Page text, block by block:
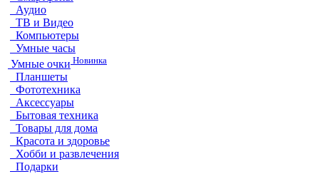
Аудио
ТВ и Видео
Компьютеры
Умные часы
Умные очки Новинка
Планшеты
Фототехника
Аксессуары
Бытовая техника
Товары для дома
Красота и здоровье
Хобби и развлечения
Подарки